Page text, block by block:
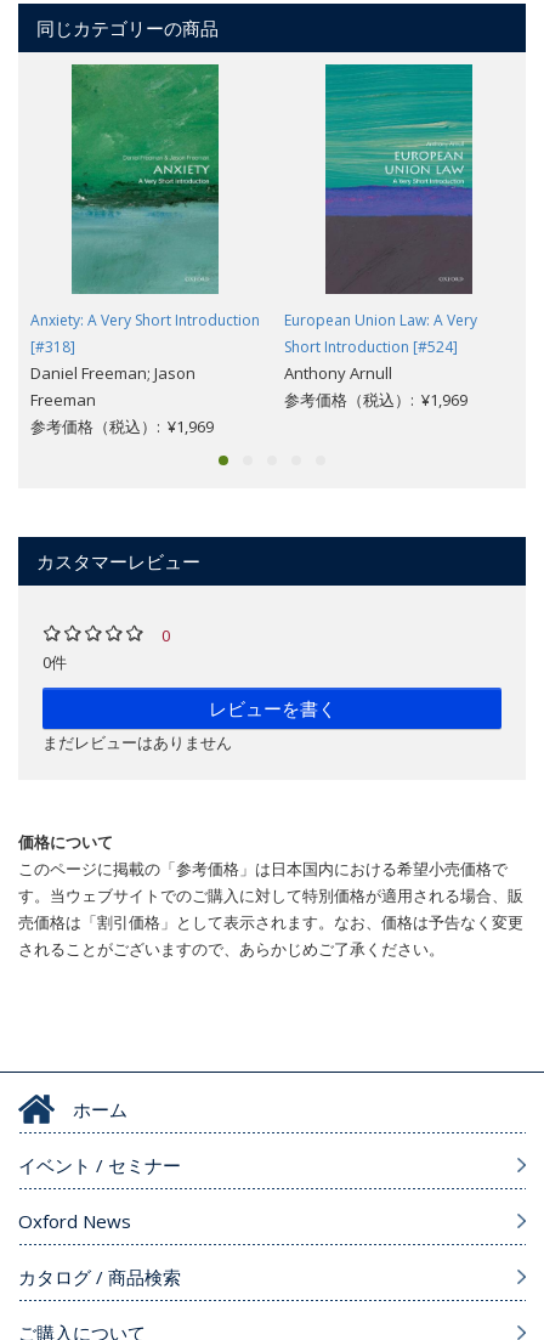
同じカテゴリーの商品
Anxiety: A Very Short Introduction
[#318]
Daniel Freeman; Jason
Freeman
参考価格（税込）: ¥1,969
European Union Law: A Very
Short Introduction [#524]
Anthony Arnull
参考価格（税込）: ¥1,969
カスタマーレビュー
0
0件
レビューを書く
まだレビューはありません
価格について
このページに掲載の「参考価格」は日本国内における希望小売価格で
す。当ウェブサイトでのご購入に対して特別価格が適用される場合、販
売価格は「割引価格」として表示されます。なお、価格は予告なく変更
されることがございますので、あらかじめご了承ください。
ホーム
イベント / セミナー
Oxford News
カタログ / 商品検索
ご購入について